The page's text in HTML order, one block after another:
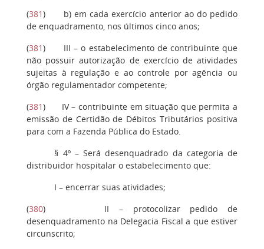
(381) b)em cada exercício anterior ao do pedido
de enquadramento, nos últimos cinco anos;
(381) III– o estabelecimento de contribuinte que
não possuir autorização de exercício de atividades
sujeitas à regulação e ao controle por agência ou
órgão regulamentador competente;
(381) IV– contribuinte em situação que permita a
emissão de Certidão de Débitos Tributários positiva
para com a Fazenda Pública do Estado.
§ 4º – Será desenquadrado da categoria de
distribuidor hospitalar o estabelecimento que:
I– encerrar suas atividades;
(380) II – protocolizar pedido de
desenquadramento na Delegacia Fiscal a que estiver
circunscrito;